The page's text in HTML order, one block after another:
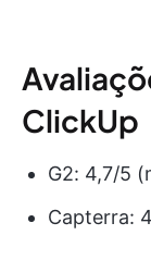
ClickUp
G2: 4,7/5
Capterra: